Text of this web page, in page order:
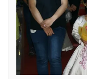
THỜI BÁO VTV